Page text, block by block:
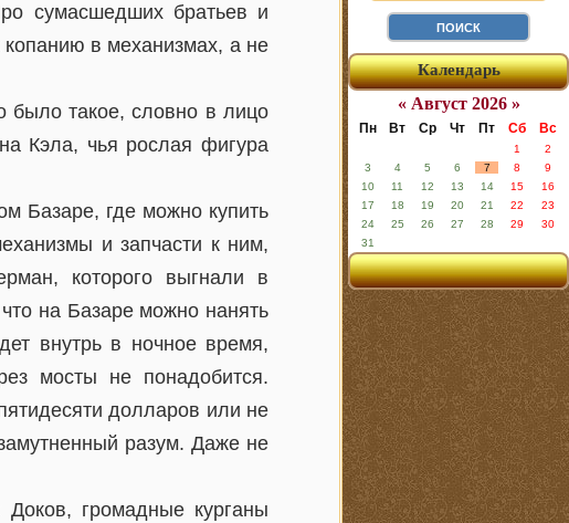
сумасшедших братьев и
копанию в механизмах, а не
было такое, словно в лицо
Кэла, чья рослая фигура
Базаре, где можно купить
и запчасти к ним,
которого выгнали в
на Базаре можно нанять
внутрь в ночное время,
мосты не понадобится.
долларов или не
разум. Даже не
громадные курганы
Календарь
« Август 2026 »
Пн Вт Ср Чт Пт Сб Вс
1
2
3
4 5 6 7 8
9
10
11 12 13 14 15
16
17
18 19 20 21 22
23
24
25 26 27 28 29
30
31